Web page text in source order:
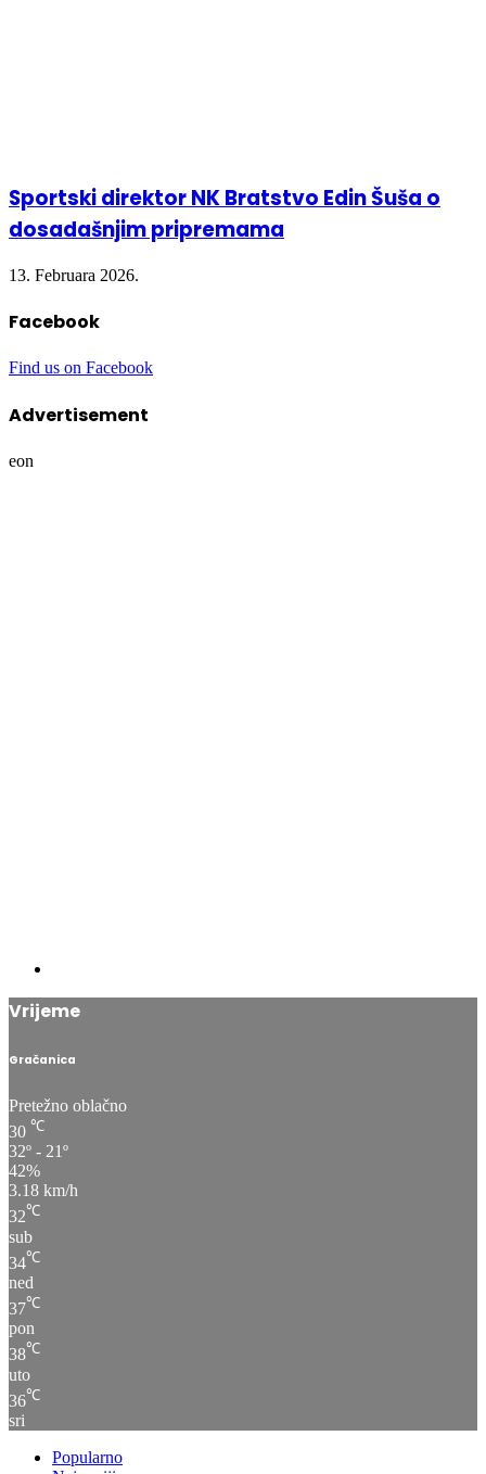
Sportski direktor NK Bratstvo Edin Šuša o
dosadašnjim pripremama
13. Februara 2026.
Facebook
Find us on Facebook
Advertisement
eon
Vrijeme
Gračanica
Pretežno oblačno
30 ℃
32º - 21º
42%
3.18 km/h
32℃
sub
34℃
ned
37℃
pon
38℃
uto
36℃
sri
Popularno